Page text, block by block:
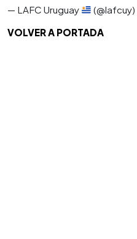
— LAFC Uruguay
(@lafcuy)
VOLVER A PORTADA